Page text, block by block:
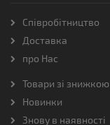
Співробітництво
Доставка
про Нас
Товари зі знижкою
Новинки
Знову в наявності